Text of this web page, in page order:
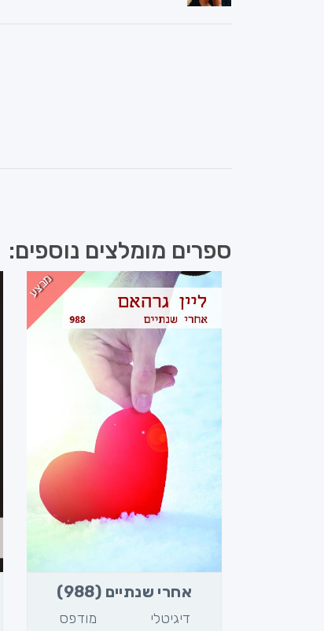
ספרים מומלצים נוספים:
מבצע
אחרי שנתיים (988)
מודפס
דיגיטלי